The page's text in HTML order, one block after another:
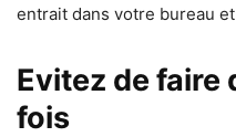
entrait dans votre bureau
Evitez de faire
fois